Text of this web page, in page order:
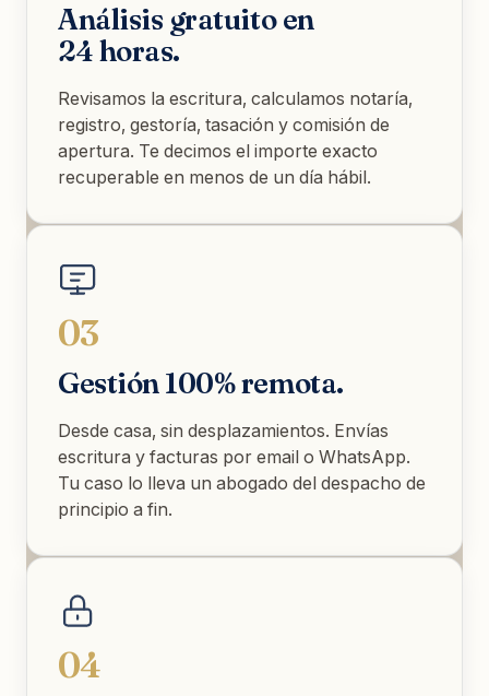
Análisis gratuito en
24 horas.
Revisamos la escritura, calculamos notaría,
registro, gestoría, tasación y comisión de
apertura. Te decimos el importe exacto
recuperable en menos de un día hábil.
03
Gestión 100% remota.
Desde casa, sin desplazamientos. Envías
escritura y facturas por email o WhatsApp.
Tu caso lo lleva un abogado del despacho de
principio a fin.
04